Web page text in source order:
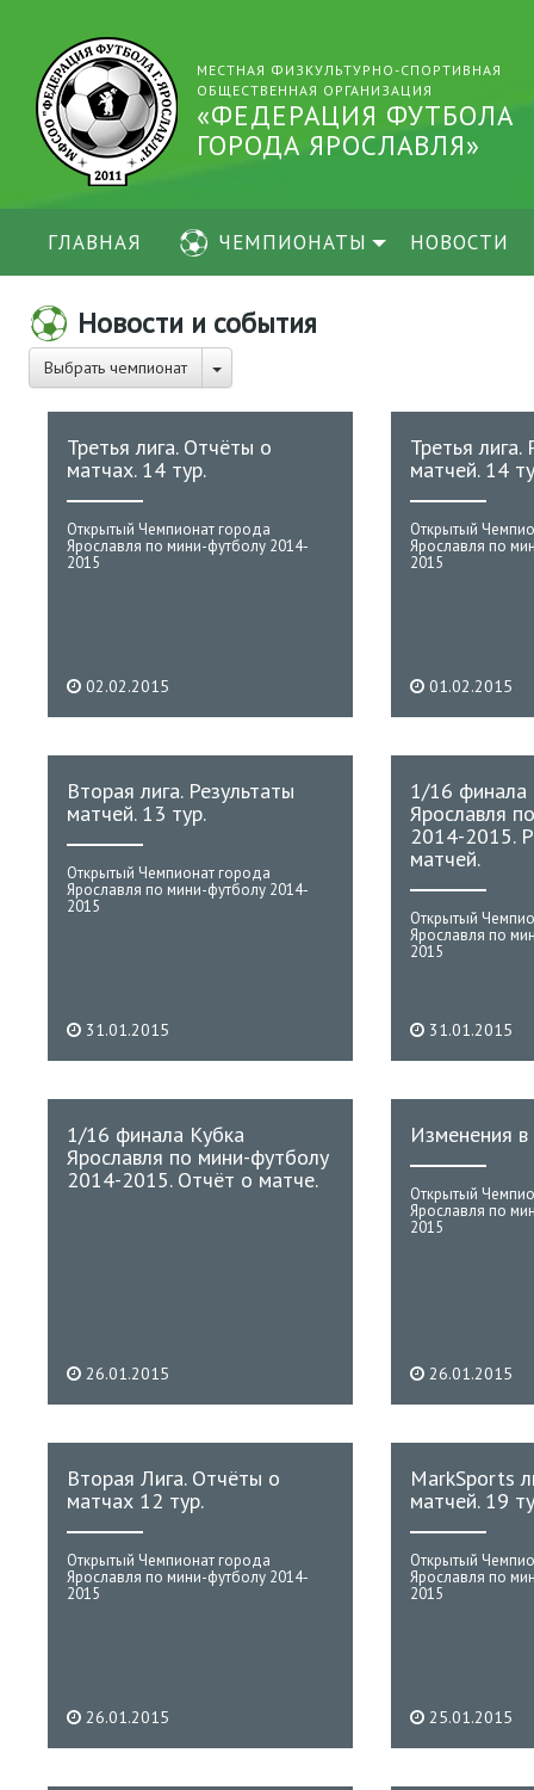
МЕСТНАЯ ФИЗКУЛЬТУРНО-СПОРТИВНАЯ
ОБЩЕСТВЕННАЯ ОРГАНИЗАЦИЯ
«ФЕДЕРАЦИЯ ФУТБОЛА
ГОРОДА ЯРОСЛАВЛЯ»
ГЛАВНАЯ ЧЕМПИОНАТЫ НОВОСТИ
Новости и события
Выбрать чемпионат
Третья лига. Отчёты о
матчах. 14 тур.
Открытый Чемпионат города
Ярославля по мини-футболу 2014-
2015
02.02.2015
Третья лига.
матчей. 14
Открытый
Ярославля по
2015
01.02.2015
Вторая лига. Результаты
матчей. 13 тур.
Открытый Чемпионат города
Ярославля по мини-футболу 2014-
2015
31.01.2015
1/16 финала
Ярославля
2014-2015.
матчей.
Открытый
Ярославля по
2015
31.01.2015
1/16 финала Кубка
Ярославля по мини-футболу
2014-2015. Отчёт о матче.
26.01.2015
Изменения в
Открытый
Ярославля по
2015
26.01.2015
Вторая Лига. Отчёты о
матчах 12 тур.
Открытый Чемпионат города
Ярославля по мини-футболу 2014-
2015
26.01.2015
MarkSports
матчей. 19
Открытый
Ярославля по
2015
25.01.2015